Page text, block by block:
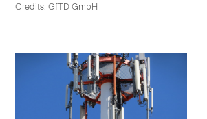
Credits: GfTD GmbH